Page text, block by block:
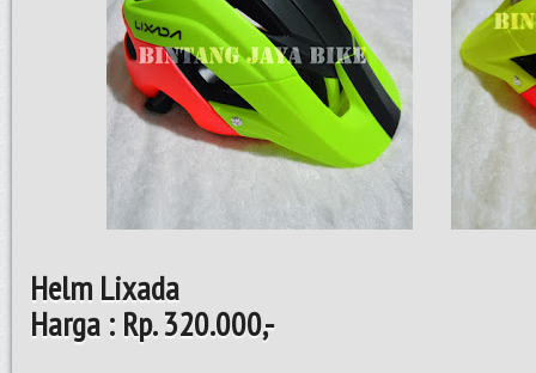
Helm Lixada
Harga : Rp. 320.000,-